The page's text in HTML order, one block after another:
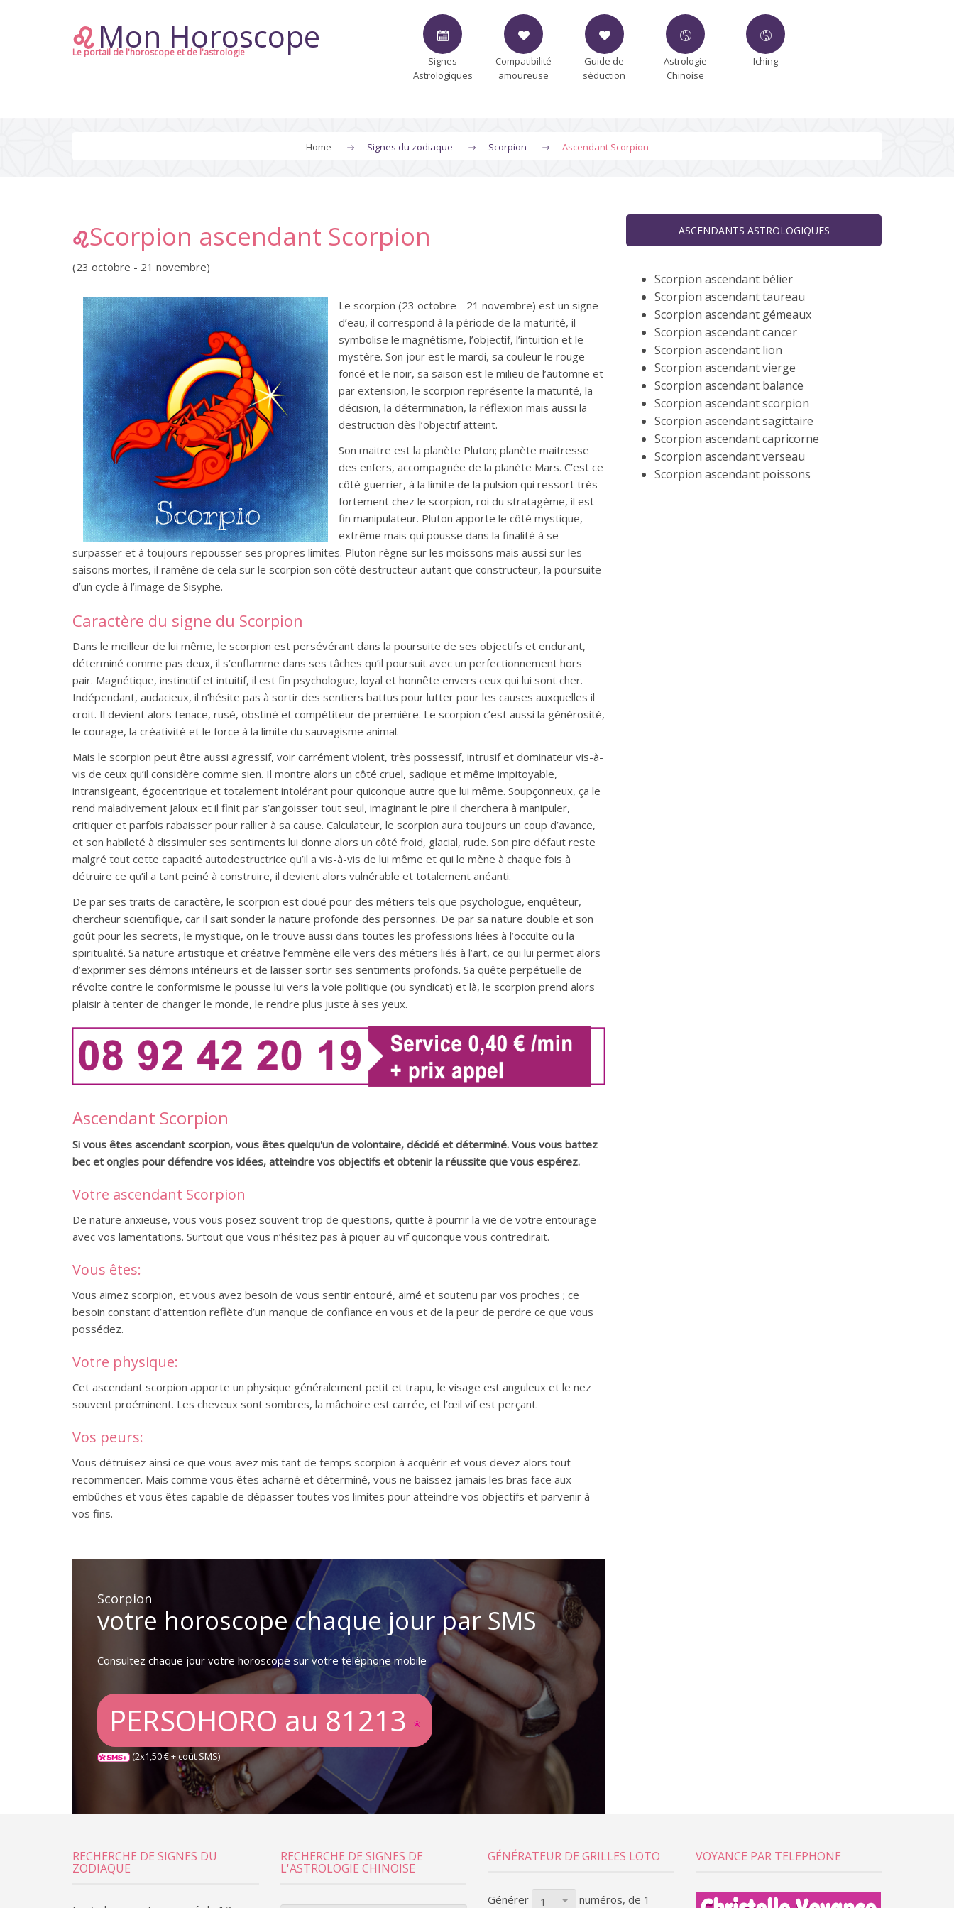
Signes
Astrologiques
Compatibilité
amoureuse
Guide de
séduction
Astrologie
Chinoise
Iching
Mon Horoscope
Le portail de l'horoscope et de l'astrologie
Home Signes du zodiaque Scorpion Ascendant Scorpion
Scorpion ascendant Scorpion
(23 octobre - 21 novembre)
Le scorpion (23 octobre - 21 novembre) est un signe
d’eau, il correspond à la période de la maturité, il
symbolise le magnétisme, l’objectif, l’intuition et le
mystère. Son jour est le mardi, sa couleur le rouge
foncé et le noir, sa saison est le milieu de l’automne et
par extension, le scorpion représente la maturité, la
décision, la détermination, la réflexion mais aussi la
destruction dès l’objectif atteint.
Son maitre est la planète Pluton; planète maitresse
des enfers, accompagnée de la planète Mars. C’est ce
côté guerrier, à la limite de la pulsion qui ressort très
fortement chez le scorpion, roi du stratagème, il est
fin manipulateur. Pluton apporte le côté mystique,
extrême mais qui pousse dans la finalité à se
surpasser et à toujours repousser ses propres limites. Pluton règne sur les moissons mais aussi sur les
saisons mortes, il ramène de cela sur le scorpion son côté destructeur autant que constructeur, la poursuite
d’un cycle à l’image de Sisyphe.
Caractère du signe du Scorpion
Dans le meilleur de lui même, le scorpion est persévérant dans la poursuite de ses objectifs et endurant,
déterminé comme pas deux, il s’enflamme dans ses tâches qu’il poursuit avec un perfectionnement hors
pair. Magnétique, instinctif et intuitif, il est fin psychologue, loyal et honnête envers ceux qui lui sont cher.
Indépendant, audacieux, il n’hésite pas à sortir des sentiers battus pour lutter pour les causes auxquelles il
croit. Il devient alors tenace, rusé, obstiné et compétiteur de première. Le scorpion c’est aussi la générosité,
le courage, la créativité et le force à la limite du sauvagisme animal.
Mais le scorpion peut être aussi agressif, voir carrément violent, très possessif, intrusif et dominateur vis-à-
vis de ceux qu’il considère comme sien. Il montre alors un côté cruel, sadique et même impitoyable,
intransigeant, égocentrique et totalement intolérant pour quiconque autre que lui même. Soupçonneux, ça le
rend maladivement jaloux et il finit par s’angoisser tout seul, imaginant le pire il cherchera à manipuler,
critiquer et parfois rabaisser pour rallier à sa cause. Calculateur, le scorpion aura toujours un coup d’avance,
et son habileté à dissimuler ses sentiments lui donne alors un côté froid, glacial, rude. Son pire défaut reste
malgré tout cette capacité autodestructrice qu’il a vis-à-vis de lui même et qui le mène à chaque fois à
détruire ce qu’il a tant peiné à construire, il devient alors vulnérable et totalement anéanti.
De par ses traits de caractère, le scorpion est doué pour des métiers tels que psychologue, enquêteur,
chercheur scientifique, car il sait sonder la nature profonde des personnes. De par sa nature double et son
goût pour les secrets, le mystique, on le trouve aussi dans toutes les professions liées à l’occulte ou la
spiritualité. Sa nature artistique et créative l’emmène elle vers des métiers liés à l’art, ce qui lui permet alors
d’exprimer ses démons intérieurs et de laisser sortir ses sentiments profonds. Sa quête perpétuelle de
révolte contre le conformisme le pousse lui vers la voie politique (ou syndicat) et là, le scorpion prend alors
plaisir à tenter de changer le monde, le rendre plus juste à ses yeux.
Ascendant Scorpion
Si vous êtes ascendant scorpion, vous êtes quelqu'un de volontaire, décidé et déterminé. Vous vous battez
bec et ongles pour défendre vos idées, atteindre vos objectifs et obtenir la réussite que vous espérez.
Votre ascendant Scorpion
De nature anxieuse, vous vous posez souvent trop de questions, quitte à pourrir la vie de votre entourage
avec vos lamentations. Surtout que vous n’hésitez pas à piquer au vif quiconque vous contredirait.
Vous êtes:
Vous aimez scorpion, et vous avez besoin de vous sentir entouré, aimé et soutenu par vos proches ; ce
besoin constant d’attention reflète d’un manque de confiance en vous et de la peur de perdre ce que vous
possédez.
Votre physique:
Cet ascendant scorpion apporte un physique généralement petit et trapu, le visage est anguleux et le nez
souvent proéminent. Les cheveux sont sombres, la mâchoire est carrée, et l’œil vif est perçant.
Vos peurs:
Vous détruisez ainsi ce que vous avez mis tant de temps scorpion à acquérir et vous devez alors tout
recommencer. Mais comme vous êtes acharné et déterminé, vous ne baissez jamais les bras face aux
embûches et vous êtes capable de dépasser toutes vos limites pour atteindre vos objectifs et parvenir à
vos fins.
Scorpion
votre horoscope chaque jour par SMS
Consultez chaque jour votre horoscope sur votre téléphone mobile
PERSOHORO au 81213
(2x1,50 € + coût SMS)
ASCENDANTS ASTROLOGIQUES
Scorpion ascendant bélier
Scorpion ascendant taureau
Scorpion ascendant gémeaux
Scorpion ascendant cancer
Scorpion ascendant lion
Scorpion ascendant vierge
Scorpion ascendant balance
Scorpion ascendant scorpion
Scorpion ascendant sagittaire
Scorpion ascendant capricorne
Scorpion ascendant verseau
Scorpion ascendant poissons
RECHERCHE DE SIGNES DU
ZODIAQUE
RECHERCHE DE SIGNES DE
L'ASTROLOGIE CHINOISE
GÉNÉRATEUR DE GRILLES LOTO
Générer 1 numéros, de 1
VOYANCE PAR TELEPHONE